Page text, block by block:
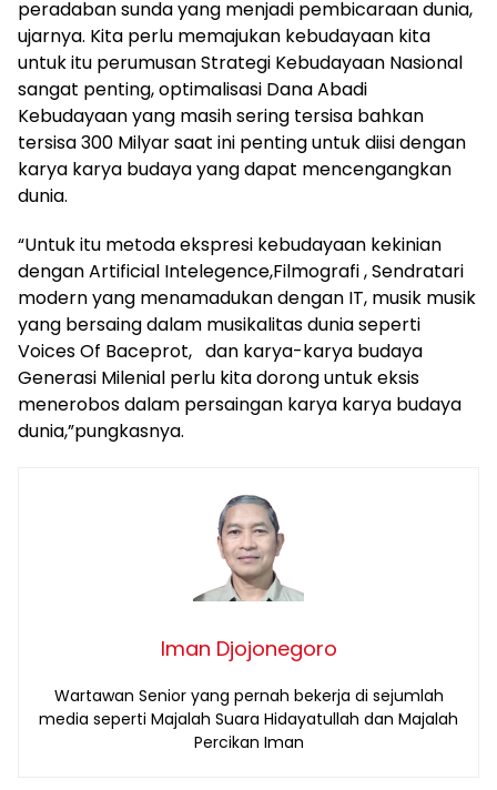
peradaban sunda yang menjadi pembicaraan dunia,
ujarnya. Kita perlu memajukan kebudayaan kita
untuk itu perumusan Strategi Kebudayaan Nasional
sangat penting, optimalisasi Dana Abadi
Kebudayaan yang masih sering tersisa bahkan
tersisa 300 Milyar saat ini penting untuk diisi dengan
karya karya budaya yang dapat mencengangkan
dunia.
“Untuk itu metoda ekspresi kebudayaan kekinian
dengan Artificial Intelegence,Filmografi , Sendratari
modern yang menamadukan dengan IT, musik musik
yang bersaing dalam musikalitas dunia seperti
Voices Of Baceprot, dan karya-karya budaya
Generasi Milenial perlu kita dorong untuk eksis
menerobos dalam persaingan karya karya budaya
dunia,”pungkasnya.
Iman Djojonegoro
Wartawan Senior yang pernah bekerja di sejumlah
media seperti Majalah Suara Hidayatullah dan Majalah
Percikan Iman